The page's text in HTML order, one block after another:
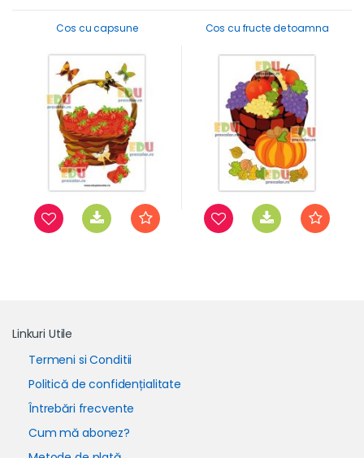
Cos cu capsune Cos cu fructe de toamna
Linkuri Utile
Termeni si Conditii
Politică de confidențialitate
Întrebări frecvente
Cum mă abonez?